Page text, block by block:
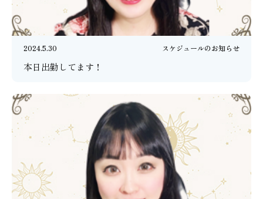
2024.5.30 スケジュールのお知らせ
本日出勤してます！